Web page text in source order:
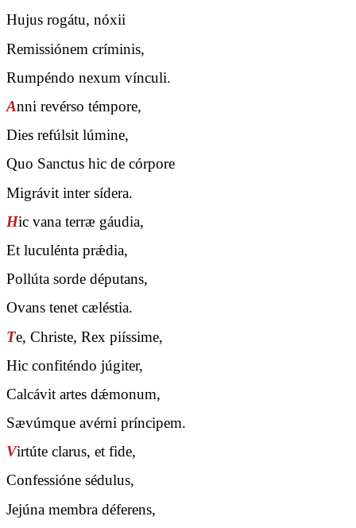
Hujus rogátu, nóxii
Remissiónem críminis,
Rumpéndo nexum vínculi.
Anni revérso témpore,
Dies refúlsit lúmine,
Quo Sanctus hic de córpore
Migrávit inter sídera.
Hic vana terræ gáudia,
Et luculénta prǽdia,
Pollúta sorde députans,
Ovans tenet cæléstia.
Te, Christe, Rex piíssime,
Hic confiténdo júgiter,
Calcávit artes dǽmonum,
Sævúmque avérni príncipem.
Virtúte clarus, et fide,
Confessióne sédulus,
Jejúna membra déferens,